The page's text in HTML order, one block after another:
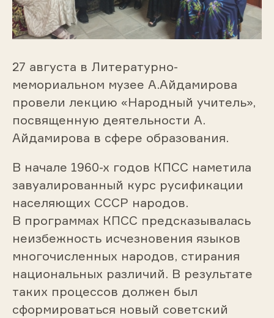
27 августа в Литературно-
мемориальном музее А.Айдамирова
провели лекцию «Народный учитель»,
посвященную деятельности А.
Айдамирова в сфере образования.
В начале 1960-х годов КПСС наметила
завуалированный курс русификации
населяющих СССР народов.
В программах КПСС предсказывалась
неизбежность исчезновения языков
многочисленных народов, стирания
национальных различий. В результате
таких процессов должен был
сформироваться новый советский